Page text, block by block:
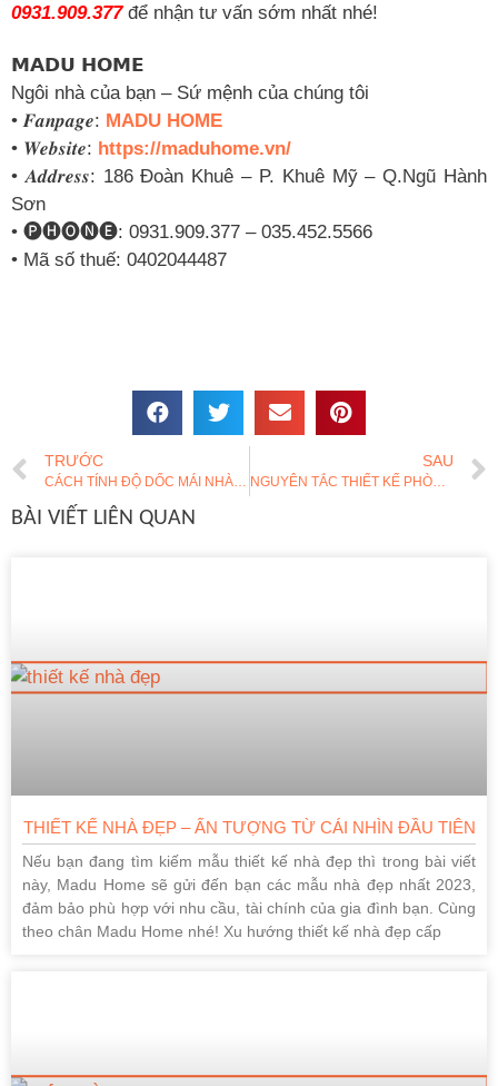
0931.909.377để nhận tư vấn sớm nhất nhé!
𝗠𝗔𝗗𝗨 𝗛𝗢𝗠𝗘
Ngôi nhà của bạn – Sứ mệnh của chúng tôi
• 𝑭𝒂𝒏𝒑𝒂𝒈𝒆: MADU HOME
• 𝑾𝒆𝒃𝒔𝒊𝒕𝒆: https://maduhome.vn/
• 𝑨𝒅𝒅𝒓𝒆𝒔𝒔: 186 Đoàn Khuê – P. Khuê Mỹ – Q.Ngũ Hành
Sơn
• 🅟🅗🅞🅝🅔: 0931.909.377 – 035.452.5566
• Mã số thuế: 0402044487
TRƯỚC SAU
NGUYÊN TẮC THIẾT KẾ PHÒNG THỜ CÓ THỂ BẠN CHƯA BIẾT
BÀI VIẾT LIÊN QUAN
THIẾT KẾ NHÀ ĐẸP – ẤN TƯỢNG TỪ CÁI NHÌN ĐẦU TIÊN
Nếu bạn đang tìm kiếm mẫu thiết kế nhà đẹp thì trong bài viết
này, Madu Home sẽ gửi đến bạn các mẫu nhà đẹp nhất 2023,
đảm bảo phù hợp với nhu cầu, tài chính của gia đình bạn. Cùng
theo chân Madu Home nhé! Xu hướng thiết kế nhà đẹp cấp